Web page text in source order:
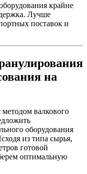
крайне
Лучше
поставок и
на
валкового
оборудования
из типа сырья,
готовой
оптимальную